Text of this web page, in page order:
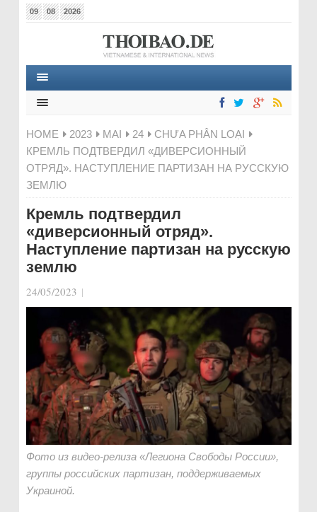
09 08 2026
HOME 2023 MAI 24
CHƯA PHÂN LOẠI
КРЕМЛЬ ПОДТВЕРДИЛ «ДИВЕРСИОННЫЙ
ОТРЯД». НАСТУПЛЕНИЕ ПАРТИЗАН НА РУССКУЮ
ЗЕМЛЮ
Кремль подтвердил
«диверсионный отряд».
Наступление партизан на русскую
землю
24/05/2023 |
Фото из видео-релиза «Легиона Свободы России»,
группы российских партизан, поддерживаемых
Украиной.